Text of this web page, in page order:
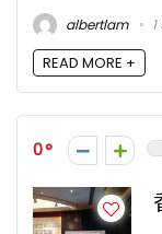
albertlam
READ MORE +
0